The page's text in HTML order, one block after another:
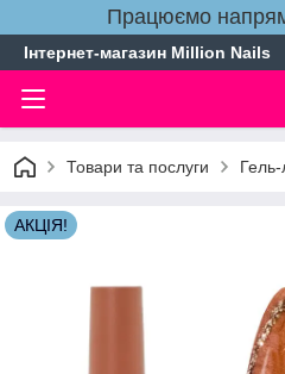
Працюємо
Інтернет-магазин Million Nails
Товари та послуги Гель-
АКЦІЯ!